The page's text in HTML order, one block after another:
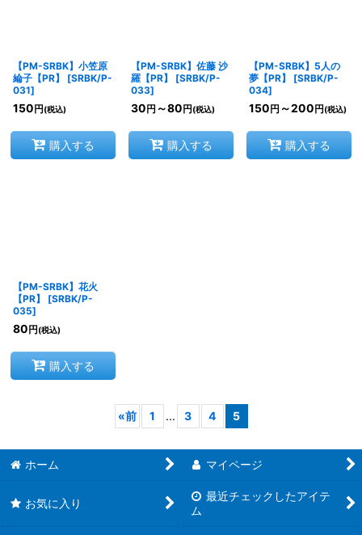
【PM-SRBK】小笠原
綸子【PR】
[SRBK/P-
031]
150 円 (税込)
購入する
【PM-SRBK】佐藤 沙
羅【PR】
[SRBK/P-
033]
30 円 ～80 円 (税込)
購入する
【PM-SRBK】5人の
夢【PR】
[SRBK/P-
034]
150 円 ～200 円 (税込)
購入する
【PM-SRBK】花火
【PR】
[SRBK/P-
035]
80 円 (税込)
購入する
«前 1 ... 3 4 5
ホーム マイページ
お気に入り
最近チェックしたアイテ
ム